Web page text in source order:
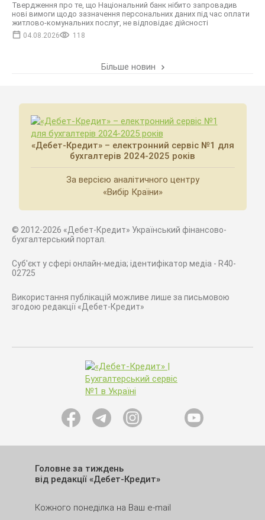
Твердження про те, що Національний банк нібито запровадив
нові вимоги щодо зазначення персональних даних під час оплати
житлово-комунальних послуг, не відповідає дійсності
04.08.2026 118
Більше новин
«Дебет-Кредит» – електронний сервіс №1 для
бухгалтерів 2024-2025 років
За версією аналітичного центру
«Вибір Країни»
© 2012-2026 «Дебет-Кредит» Український фінансово-
бухгалтерський портал.
Суб'єкт у сфері онлайн-медіа; ідентифікатор медіа - R40-
02725
Використання публікацій можливе лише за письмовою
згодою редакції «Дебет-Кредит»
Головне за тиждень
від редакції «Дебет-Кредит»
Кожного понеділка на Ваш e-mail